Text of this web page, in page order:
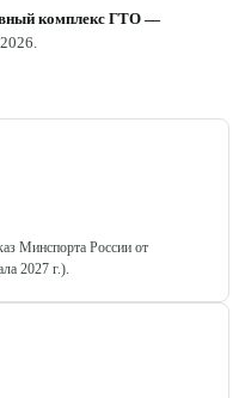
комплекс ГТО —
2026.
Минспорта России от
2027 г.).